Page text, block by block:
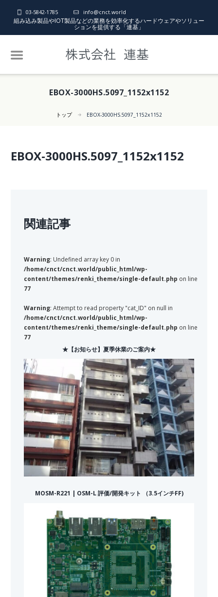
03-5842-1785 info@cnct.world
組み込み製品やIOT製品などの業務を効率化するハードウェアやソリュー
ションを提供する「連基」
EBOX-3000HS.5097_1152x1152
トップ EBOX-3000HS.5097_1152x1152
EBOX-3000HS.5097_1152x1152
関連記事
Warning: Undefined array key 0 in
/home/cnct/cnct.world/public_html/wp-
content/themes/renki_theme/single-default.php on line
77
Warning: Attempt to read property "cat_ID" on null in
/home/cnct/cnct.world/public_html/wp-
content/themes/renki_theme/single-default.php on line
77
★【お知らせ】夏季休業のご案内★
MOSM-R221 | OSM-L 評価/開発キット （3.5インチFF)